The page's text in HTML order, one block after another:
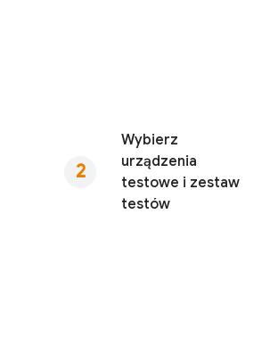
Wybierz
urządzenia
testowe i zestaw
testów